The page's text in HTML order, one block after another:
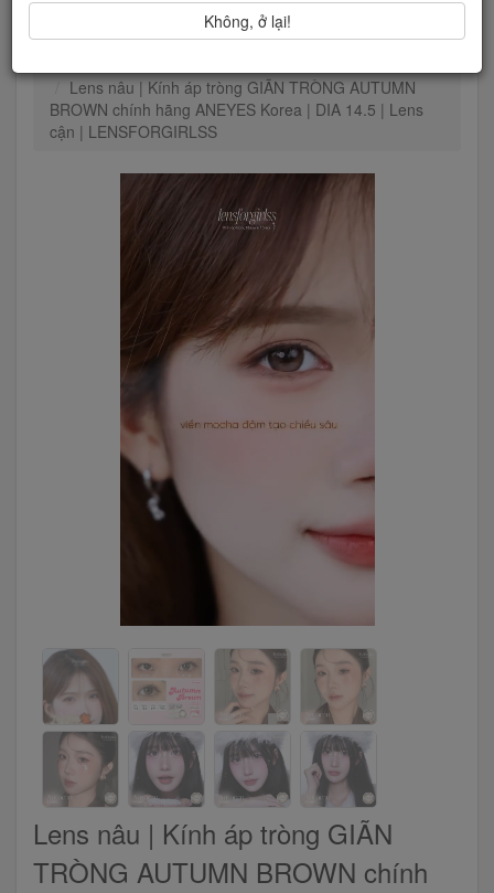
Trang chủ Sức khỏe
Vật tư y tế
Lens nâu | Kính áp tròng GIÃN TRÒNG AUTUMN
BROWN chính hãng ANEYES Korea | DIA 14.5 | Lens
cận | LENSFORGIRLSS
Lens nâu | Kính áp tròng GIÃN
TRÒNG AUTUMN BROWN chính
Không, ở lại!